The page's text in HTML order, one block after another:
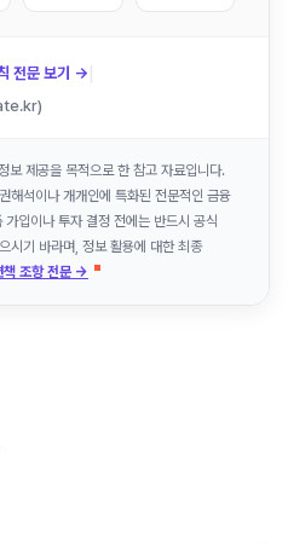
전문 보기 → |
보 제공을 목적으로 한 참고 자료입니다.
해석이나 개개인에 특화된 전문적인 금융
입이나 투자 결정 전에는 반드시 공식
시기 바라며, 정보 활용에 대한 최종
책 조항 전문 →